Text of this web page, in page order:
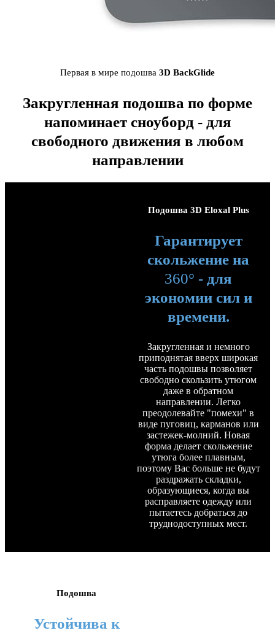
Первая в мире подошва 3D BackGlide
Закругленная подошва по форме
напоминает сноуборд - для
свободного движения в любом
направлении
Подошва 3D Eloxal Plus
Гарантирует
скольжение на
360° - для
экономии сил и
времени.
Закругленная и немного
приподнятая вверх широкая
часть подошвы позволяет
свободно скользить утюгом
даже в обратном
направлении. Легко
преодолевайте "помехи" в
виде пуговиц, карманов или
застежек-молний. Новая
форма делает скольжение
утюга более плавным,
поэтому Вас больше не будут
раздражать складки,
образующиеся, когда вы
расправляете одежду или
пытаетесь добраться до
труднодоступных мест.
Подошва
Устойчива к